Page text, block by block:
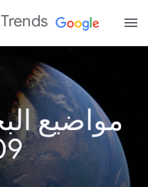
Trends
مواضيع